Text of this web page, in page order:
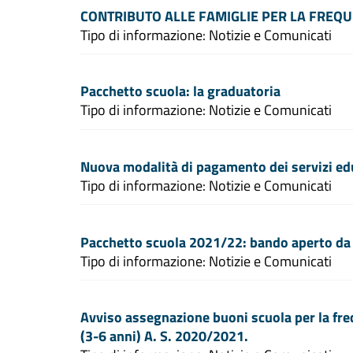
CONTRIBUTO ALLE FAMIGLIE PER LA
Tipo di informazione: Notizie e Comunicati
Pacchetto scuola: la graduatoria
Tipo di informazione: Notizie e Comunicati
Nuova modalità di pagamento dei servizi
Tipo di informazione: Notizie e Comunicati
Pacchetto scuola 2021/22: bando aperto
Tipo di informazione: Notizie e Comunicati
Avviso assegnazione buoni scuola per la
(3-6 anni) A. S. 2020/2021.